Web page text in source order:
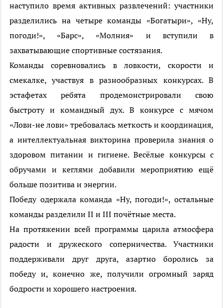
наступило время активных развлечений: участники
разделились на четыре команды «Богатыри», «Ну,
погоди!», «Барс», «Молния» и вступили в
захватывающие спортивные состязания.
Команды соревновались в ловкости, скорости и
смекалке, участвуя в разнообразных конкурсах. В
эстафетах ребята продемонстрировали свою
быстроту и командный дух. В конкурсе с мячом
«Лови-не лови» требовалась меткость и координация,
а интеллектуальная викторина проверила знания о
здоровом питании и гигиене. Весёлые конкурсы с
обручами и кеглями добавили мероприятию ещё
больше позитива и энергии.
Победу одержала команда «Ну, погоди!», остальные
команды разделили II и III почётные места.
На протяжении всей программы царила атмосфера
радости и дружеского соперничества. Участники
поддерживали друг друга, азартно боролись за
победу и, конечно же, получили огромный заряд
бодрости и хорошего настроения.